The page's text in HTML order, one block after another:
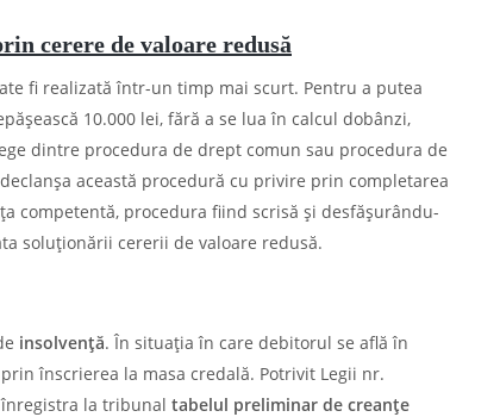
cerere de valoare redusă
fi realizată într-un timp mai scurt. Pentru a putea
10.000 lei, fără a se lua în calcul dobânzi,
dintre procedura de drept comun sau procedura de
această procedură cu privire prin completarea
competentă, procedura fiind scrisă şi desfășurându-
soluționării cererii de valoare redusă.
insolvență. În situația în care debitorul se află în
prin înscrierea la masa credală. Potrivit Legii nr.
la tribunal tabelul preliminar de creanțe